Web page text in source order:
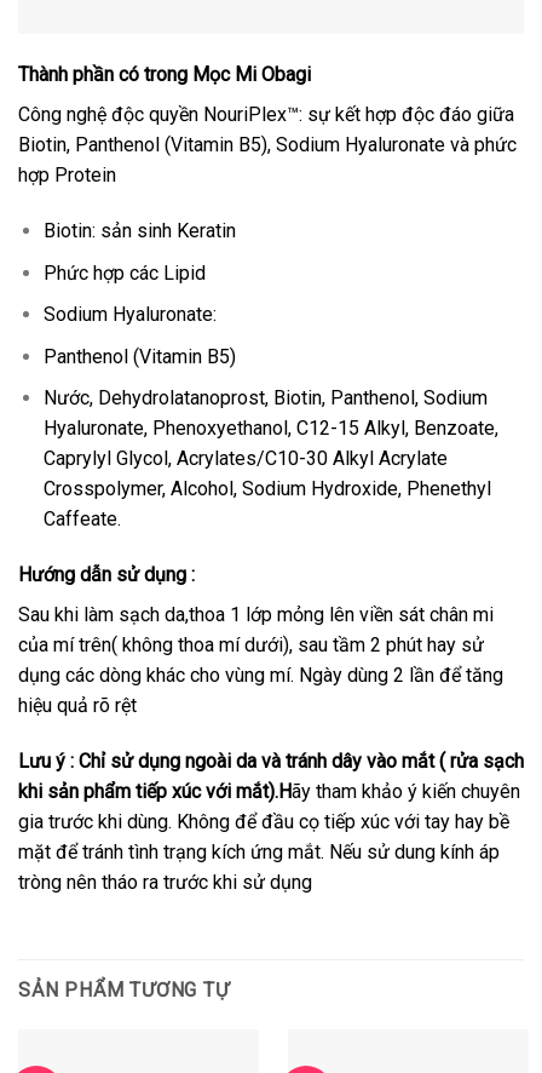
Thành phần có trong Mọc Mi Obagi
Công nghệ độc quyền NouriPlex™: sự kết hợp độc đáo giữa
Biotin, Panthenol (Vitamin B5), Sodium Hyaluronate và phức
hợp Protein
Biotin: sản sinh Keratin
Phức hợp các Lipid
Sodium Hyaluronate:
Panthenol (Vitamin B5)
Nước, Dehydrolatanoprost, Biotin, Panthenol, Sodium
Hyaluronate, Phenoxyethanol, C12-15 Alkyl, Benzoate,
Caprylyl Glycol, Acrylates/C10-30 Alkyl Acrylate
Crosspolymer, Alcohol, Sodium Hydroxide, Phenethyl
Caffeate.
Hướng dẫn sử dụng :
Sau khi làm sạch da,thoa 1 lớp mỏng lên viền sát chân mi
của mí trên( không thoa mí dưới), sau tầm 2 phút hay sử
dụng các dòng khác cho vùng mí. Ngày dùng 2 lần để tăng
hiệu quả rõ rệt
Lưu ý : Chỉ sử dụng ngoài da và tránh dây vào mắt ( rửa sạch
khi sản phẩm tiếp xúc với mắt).Hãy tham khảo ý kiến chuyên
gia trước khi dùng. Không để đầu cọ tiếp xúc với tay hay bề
mặt để tránh tình trạng kích ứng mắt. Nếu sử dung kính áp
tròng nên tháo ra trước khi sử dụng
SẢN PHẨM TƯƠNG TỰ